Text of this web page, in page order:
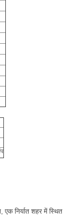
निर्यात शहर में स्थित